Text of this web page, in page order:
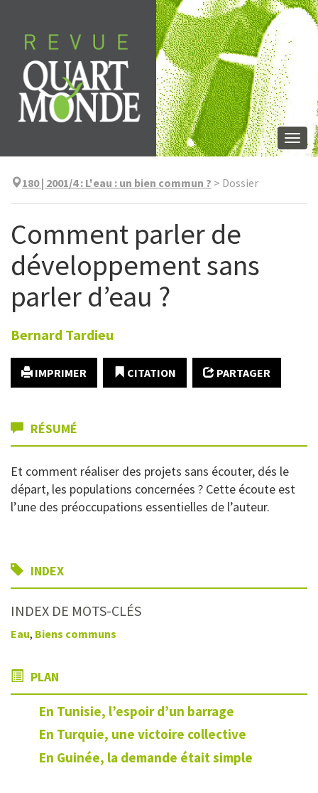
contenu
180 | 2001/4: L'eau : un bien commun ? > Dossier
Comment parler de
développement sans
parler d’eau ?
Bernard Tardieu
IMPRIMER CITATION PARTAGER
RÉSUMÉ
Et comment réaliser des projets sans écouter, dés le
départ, les populations concernées ? Cette écoute est
l’une des préoccupations essentielles de l’auteur.
INDEX
INDEX DE MOTS-CLÉS
Eau, Biens communs
PLAN
En Tunisie, l’espoir d’un barrage
En Turquie, une victoire collective
En Guinée, la demande était simple